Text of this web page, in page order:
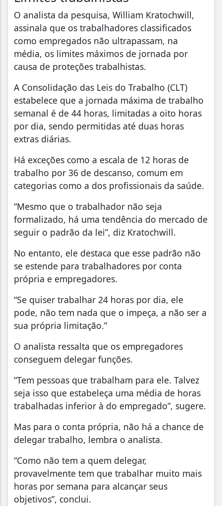
O analista da pesquisa, William Kratochwill,
assinala que os trabalhadores classificados
como empregados não ultrapassam, na
média, os limites máximos de jornada por
causa de proteções trabalhistas.
A Consolidação das Leis do Trabalho (CLT)
estabelece que a jornada máxima de trabalho
semanal é de 44 horas, limitadas a oito horas
por dia, sendo permitidas até duas horas
extras diárias.
Há exceções como a escala de 12 horas de
trabalho por 36 de descanso, comum em
categorias como a dos profissionais da saúde.
“Mesmo que o trabalhador não seja
formalizado, há uma tendência do mercado de
seguir o padrão da lei”, diz Kratochwill.
No entanto, ele destaca que esse padrão não
se estende para trabalhadores por conta
própria e empregadores.
“Se quiser trabalhar 24 horas por dia, ele
pode, não tem nada que o impeça, a não ser a
sua própria limitação.”
O analista ressalta que os empregadores
conseguem delegar funções.
“Tem pessoas que trabalham para ele. Talvez
seja isso que estabeleça uma média de horas
trabalhadas inferior à do empregado”, sugere.
Mas para o conta própria, não há a chance de
delegar trabalho, lembra o analista.
“Como não tem a quem delegar,
provavelmente tem que trabalhar muito mais
horas por semana para alcançar seus
objetivos”, conclui.